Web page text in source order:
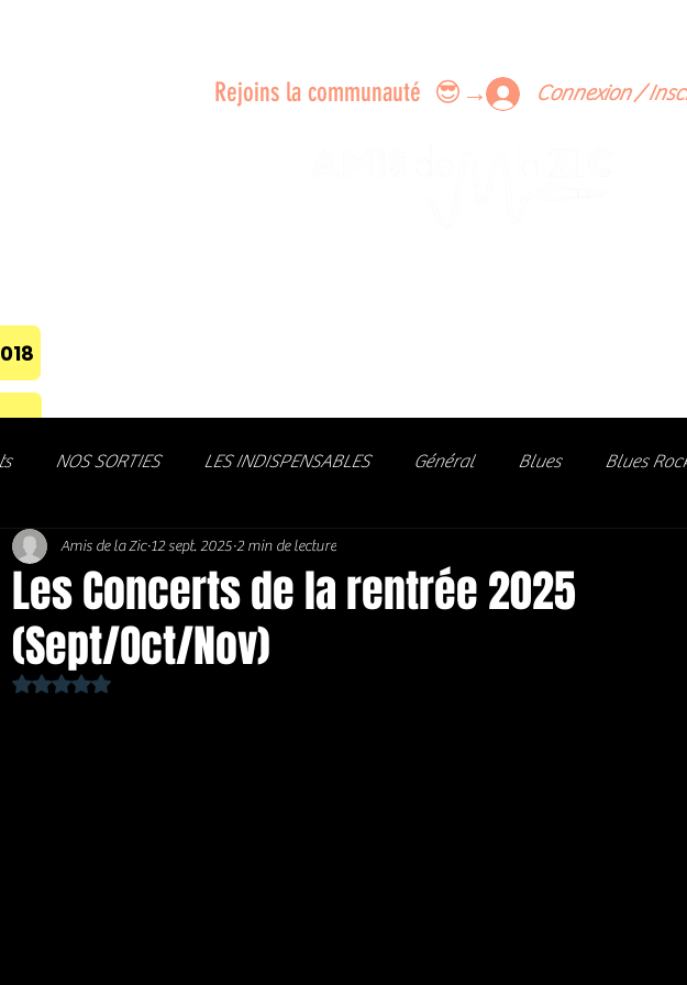
Connexion /
Découvrez des artistes, vibrez aux concerts et rejoignez une
Rejoins la communauté 😎→
NOS SORTIES LES INDISPENSABLES Général Blues Blues
/ Folk Jazz Soul / Funk / Rhythm Blues
/ Americana
Les Concerts de la rentrée 2025
(Sept/Oct/Nov)
Amis de la Zic 12 sept. 2025 2 min de lecture
Noté NaN étoiles sur 5.